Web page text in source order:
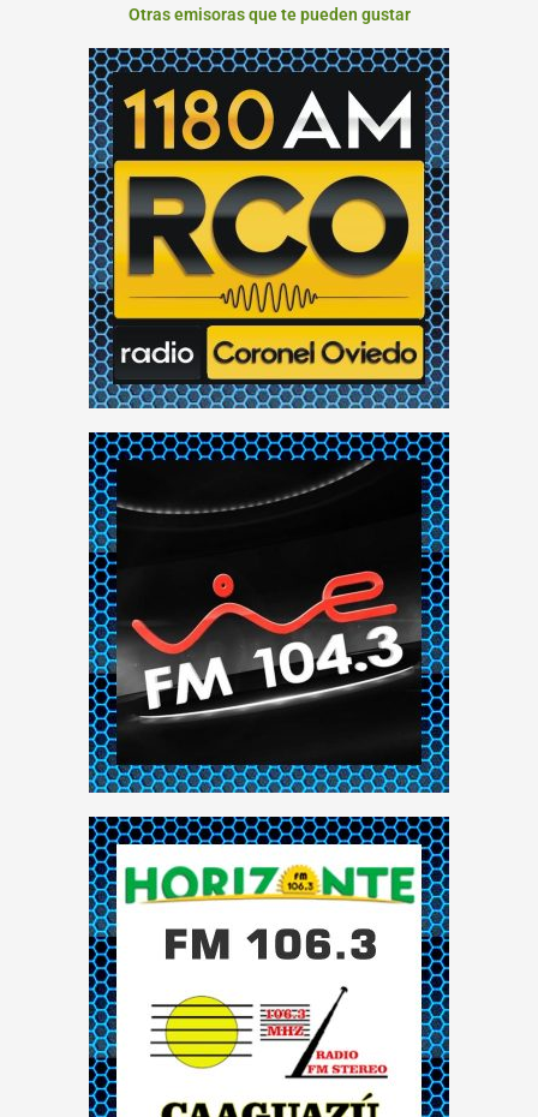
Otras emisoras que te pueden gustar